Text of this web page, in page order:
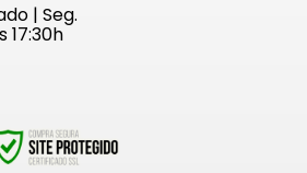
| Seg.
17:30h